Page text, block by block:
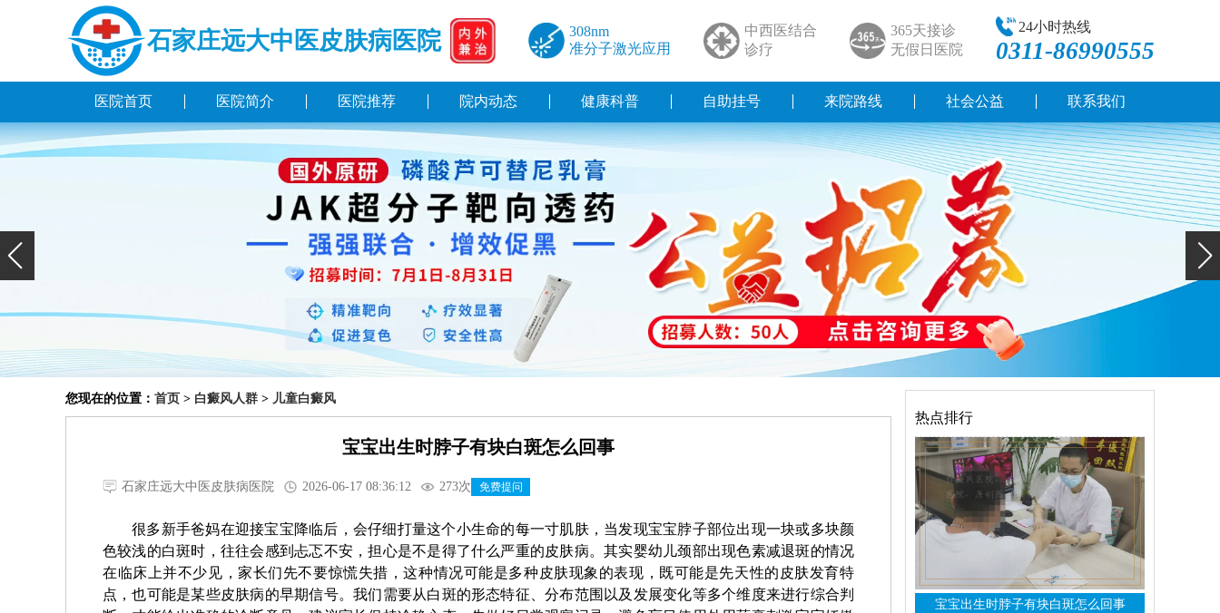
石家庄远大中医皮肤病医院
308nm
准分子激光应用
中西医结合
诊疗
365天接诊
无假日医院
24小时热线
0311-86990555
医院首页 医院简介 医院推荐 院内动态 健康科普 自助挂号 来院路线 社会公益 联系我们
您现在的位置： 首页 > 白癜风人群 > 儿童白癜风
宝宝出生时脖子有块白斑怎么回事
石家庄远大中医皮肤病医院 2026-06-17 08:36:12 273次 免费提问
很多新手爸妈在迎接宝宝降临后，会仔细打量这个小生命的每一寸肌肤，当发现宝宝脖子部位出现一块或多块颜
色较浅的白斑时，往往会感到忐忑不安，担心是不是得了什么严重的皮肤病。其实婴幼儿颈部出现色素减退斑的情况
在临床上并不少见，家长们先不要惊慌失措，这种情况可能是多种皮肤现象的表现，既可能是先天性的皮肤发育特
点，也可能是某些皮肤病的早期信号。我们需要从白斑的形态特征、分布范围以及发展变化等多个维度来进行综合判
热点排行
宝宝出生时脖子有块白斑怎么回事